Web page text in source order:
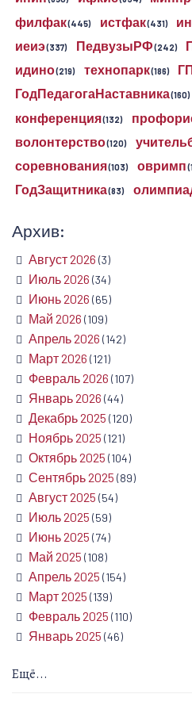
филфак(445) истфак(431)
иеиэ(337) ПедвузыРФ(242)
идино(219) технопарк(186)
ГодПедагогаНаставника(160)
конференция(132)
волонтерство(120)
соревнования(103) овримп
ГодЗащитника(83)
Архив:
Август 2026 (3)
Июль 2026 (34)
Июнь 2026 (65)
Май 2026 (109)
Апрель 2026 (142)
Март 2026 (121)
Февраль 2026 (107)
Январь 2026 (44)
Декабрь 2025 (120)
Ноябрь 2025 (121)
Октябрь 2025 (104)
Сентябрь 2025 (89)
Август 2025 (54)
Июль 2025 (59)
Июнь 2025 (74)
Май 2025 (108)
Апрель 2025 (154)
Март 2025 (139)
Февраль 2025 (110)
Январь 2025 (46)
Ещё...